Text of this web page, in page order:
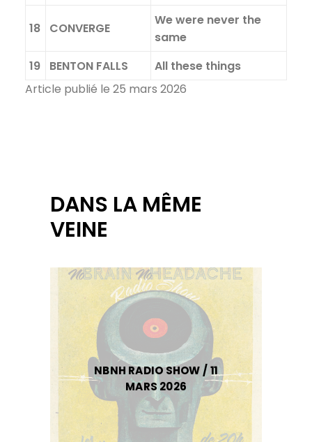
18 CONVERGE
We were never the
same
19
BENTON FALLS
All these things
Article publié le 25 mars 2026
DANS LA MÊME
VEINE
NBNH RADIO SHOW / 11
MARS 2026